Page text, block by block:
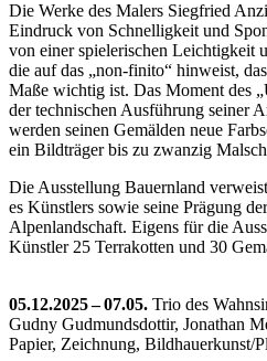
Die Werke des Malers Siegfried
Eindruck von Schnelligkeit und
von einer spielerischen Leichtigkeit
die auf das „non-finito“ hinweist,
Maße wichtig ist. Das Moment des
der technischen Ausführung seiner
werden seinen Gemälden neue
ein Bildträger bis zu zwanzig
Die Ausstellung Bauernland
es Künstlers sowie seine Prägung
Alpenlandschaft. Eigens für die
Künstler 25 Terrakotten und 30
05.12.2025 – 07.05. Trio des
Gudny Gudmundsdottir, Jonathan
Papier, Zeichnung, Bildhauerkunst/